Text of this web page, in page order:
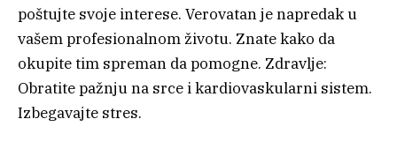
poštujte svoje interese. Verovatan je napredak u
vašem profesionalnom životu. Znate kako da
okupite tim spreman da pomogne. Zdravlje:
Obratite pažnju na srce i kardiovaskularni sistem.
Izbegavajte stres.